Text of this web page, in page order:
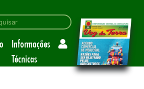
Informações
Técnicas